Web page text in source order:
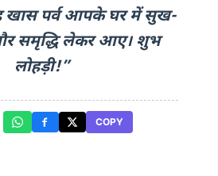
खास पर्व आपके घर में सुख-
समृद्धि लेकर आए। शुभ
लोहड़ी!”
COPY